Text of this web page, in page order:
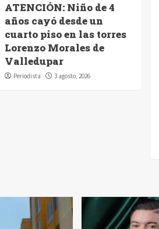
ATENCIÓN: Niño de 4
años cayó desde un
cuarto piso en las torres
Lorenzo Morales de
Valledupar
Periodista 3 agosto, 2026